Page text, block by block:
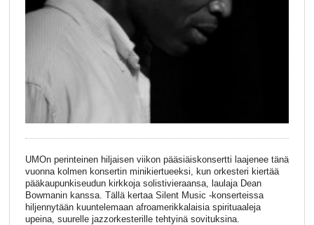
UMOn perinteinen hiljaisen viikon pääsiäiskonsertti laajenee tänä
vuonna kolmen konsertin minikiertueeksi, kun orkesteri kiertää
pääkaupunkiseudun kirkkoja solistivieraansa, laulaja Dean
Bowmanin kanssa. Tällä kertaa Silent Music -konserteissa
hiljennytään kuuntelemaan afroamerikkalaisia spirituaaleja
upeina, suurelle jazzorkesterille tehtyinä sovituksina.